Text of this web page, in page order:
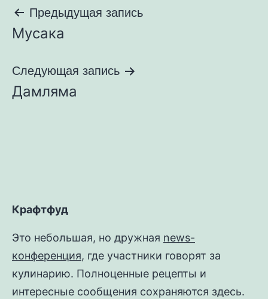
Навигация
по
записям
Предыдущая запись
Мусака
Следующая запись
Дамляма
Крафтфуд
Это небольшая, но дружная news-
конференция, где участники говорят за
кулинарию. Полноценные рецепты и
интересные сообщения сохраняются здесь.